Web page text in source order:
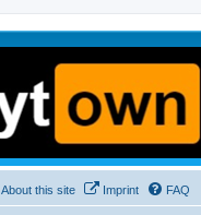
About this site Imprint FAQ